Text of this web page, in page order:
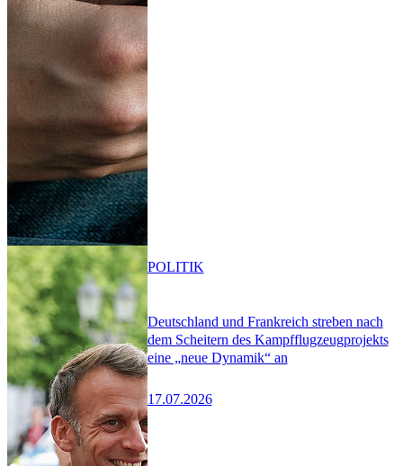
Deutschland und Frankreich streben nach
dem Scheitern des Kampfflugzeugprojekts
eine „neue Dynamik“ an
17.07.2026
POLITIK